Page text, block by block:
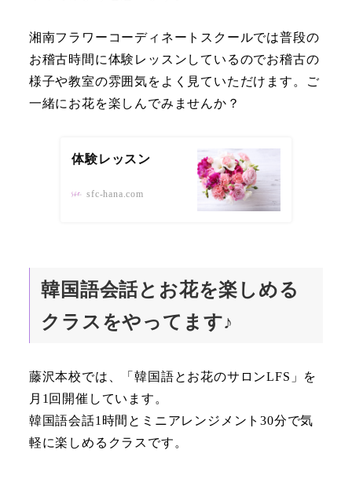
湘南フラワーコーディネートスクールでは普段の
お稽古時間に体験レッスンしているのでお稽古の
様子や教室の雰囲気をよく見ていただけます。ご
一緒にお花を楽しんでみませんか？
体験レッスン
sfc-hana.com
韓国語会話とお花を楽しめる
クラスをやってます♪
藤沢本校では、「韓国語とお花のサロンLFS」を
月1回開催しています。
韓国語会話1時間とミニアレンジメント30分で気
軽に楽しめるクラスです。